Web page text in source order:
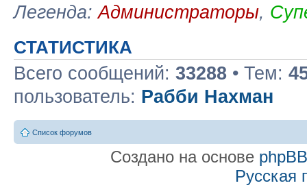
Легенда:Администраторы,
СТАТИСТИКА
Всего сообщений: 33288 • Тем:
пользователь: Рабби Нахман
Список форумов
Создано на основе phpBB
Русская